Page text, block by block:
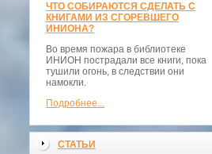
ЧТО СОБИРАЮТСЯ СДЕЛАТЬ С
КНИГАМИ ИЗ СГОРЕВШЕГО
ИНИОНА?
Во время пожара в библиотеке
ИНИОН пострадали все книги, пока
тушили огонь, в следствии они
намокли.
Подробнее...
СТАТЬИ